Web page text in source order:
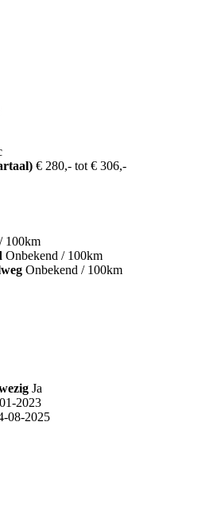
€ 280,- tot € 306,-
100km
Onbekend / 100km
Onbekend / 100km
Ja
2023
08-2025